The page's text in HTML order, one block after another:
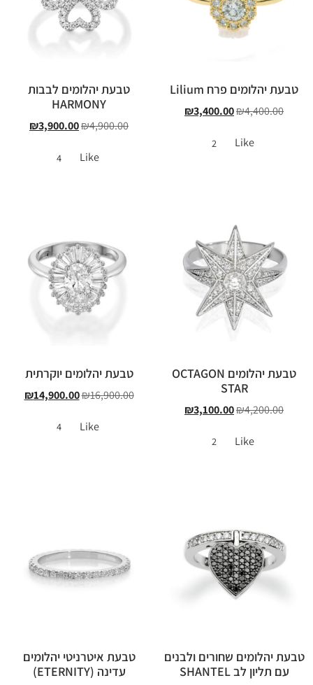
טבעת יהלומים פרח Lilium
₪4,400.00
₪3,400.00
Like
2
טבעת יהלומים לבבות
HARMONY
₪4,900.00
₪3,900.00
Like
4
טבעת יהלומים OCTAGON
STAR
₪4,200.00
₪3,100.00
Like
2
טבעת יהלומים יוקרתית
₪16,900.00
₪14,900.00
Like
4
טבעת יהלומים שחורים ולבנים
עם תליון לב SHANTEL
טבעת איטרניטי יהלומים
עדינה (ETERNITY)